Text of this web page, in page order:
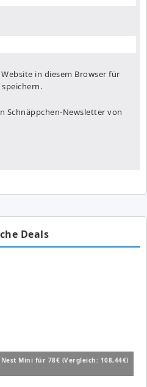
in diesem Browser für
Schnäppchen-Newsletter von
Deals
Mini für 78€ (Vergleich: 108,44€)